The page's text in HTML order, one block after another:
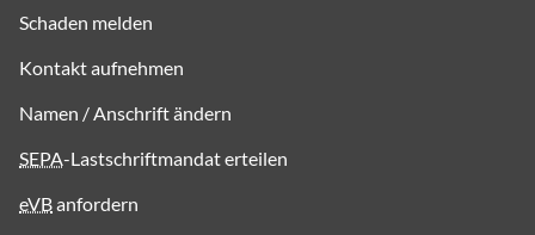
Schaden melden
Kontakt aufnehmen
Namen / Anschrift ändern
SEPA-Lastschriftmandat erteilen
eVBanfordern